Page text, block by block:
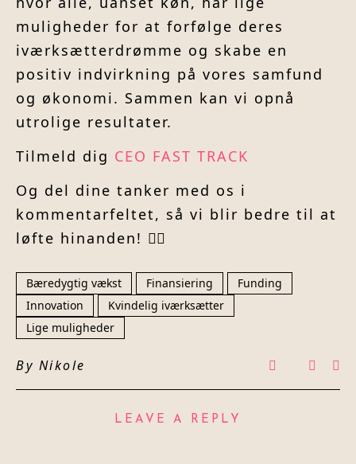
muligheder for at forfølge deres
iværksætterdrømme og skabe en
positiv indvirkning på vores samfund
og økonomi. Sammen kan vi opnå
utrolige resultater.
Tilmeld dig CEO FAST TRACK
Og del dine tanker med os i
kommentarfeltet, så vi blir bedre til at
løfte hinanden! 👇🏼
Bæredygtig vækst Finansiering
Funding
Innovation
Kvindelig iværksætter
Lige muligheder
By Nikole
LEAVE A REPLY